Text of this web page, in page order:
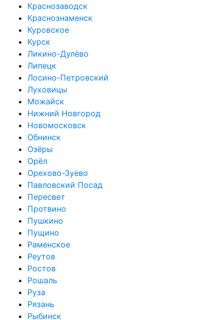
Краснозаводск
Краснознаменск
Куровское
Курск
Ликино-Дулёво
Липецк
Лосино-Петровский
Луховицы
Можайск
Нижний Новгород
Новомосковск
Обнинск
Озёры
Орёл
Орехово-Зуево
Павловский Посад
Пересвет
Протвино
Пушкино
Пущино
Раменское
Реутов
Ростов
Рошаль
Руза
Рязань
Рыбинск